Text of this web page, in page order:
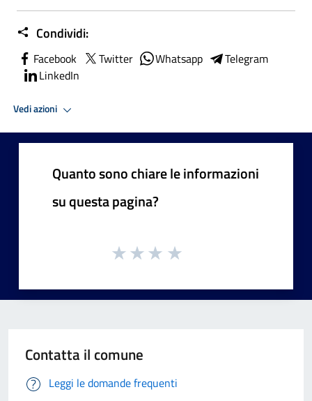
Condividi:
Facebook Twitter Whatsapp
Telegram
LinkedIn
Vedi azioni
Quanto sono chiare le informazioni
su questa pagina?
Contatta il comune
Leggi le domande frequenti